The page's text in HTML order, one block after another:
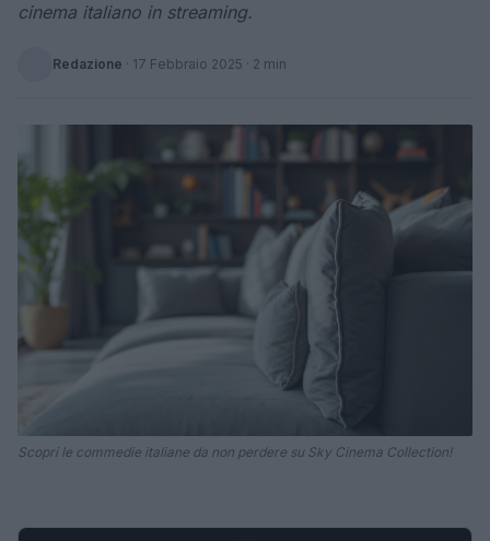
cinema italiano in streaming.
Redazione · 17 Febbraio 2025 · 2 min
Scopri le commedie italiane da non perdere su Sky Cinema Collection!